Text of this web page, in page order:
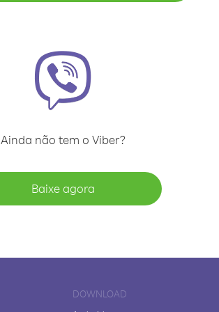
Ainda não tem o Viber?
Baixe agora
DOWNLOAD